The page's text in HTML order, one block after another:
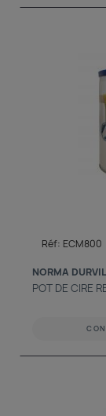
Réf: ECM800
NORMA
POT DE CIRE